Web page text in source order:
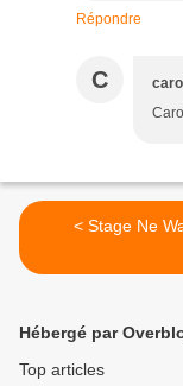
Répondre
C
< Stage Ne
Hébergé par
Top articles